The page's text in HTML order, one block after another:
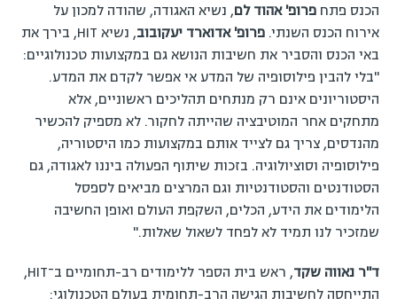
הכנס פתח פרופ' אהוד לם, נשיא האגודה, שהודה למכון על
אירוח הכנס השנתי. פרופ' אדוארד יעקובוב
, נשיא HIT, בירך את
באי הכנס והסביר את חשיבות הנושא גם במקצועות טכנולוגיים:
"בלי להבין פילוסופיה של המדע אי אפשר לקדם את המדע.
היסטוריונים אינם רק מנתחים תהליכים ראשוניים, אלא
מתחקים אחר המוטיבציה שהייתה לחקור. לא מספיק להכשיר
מהנדסים, צריך גם לצייד אותם במקצועות כמו היסטוריה,
פילוסופיה וסוציולוגיה. בזכות שיתוף הפעולה ביננו לאגודה, גם
הסטודנטים והסטודנטיות וגם המרצים מביאים לספסל
הלימודים את הידע, הכלים, השקפת העולם ואופן החשיבה
שמזכיר לנו תמיד לא לפחד לשאול שאלות."
ד"ר נאווה שקד
, ראש בית הספר ללימודים רב-תחומיים ב־HIT,
התייחסה לחשיבות הגישה הרב-תחומית בעולם הטכנולוגי: